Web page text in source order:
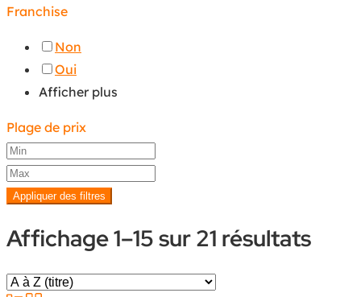
Franchise
Non
Oui
Afficher plus
Plage de prix
Appliquer des filtres
Affichage 1–15 sur 21 résultats